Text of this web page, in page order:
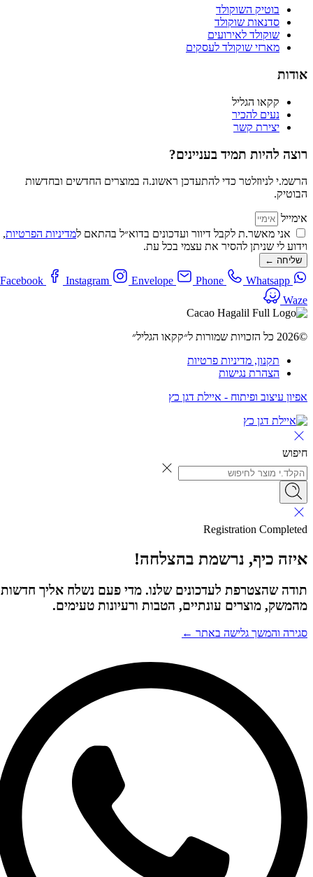
בוטיק השוקולד
סדנאות שוקולד
שוקולד לאירועים
מארזי שוקולד לעסקים
אודות
קקאו הגליל
נעים להכיר
יצירת קשר
רוצה להיות תמיד בעניינים?
הרשמ.י לניוזלטר כדי להתעדכן ראשונ.ה במוצרים החדשים ובחדשות
הבוטיק.
אימייל
אני מאשר.ת לקבל דיוור ועדכונים בדוא״ל בהתאם ל מדיניות הפרטיות,
וידוע לי שניתן להסיר את עצמי בכל עת.
שליחה ←
Facebook Instagram Envelope Phone
Whatsapp
Waze
©2026 כל הזכויות שמורות ל״קקאו הגליל״
תקנון, מדיניות פרטיות
הצהרת נגישות
אפיון עיצוב ופיתוח - איילת דגן כץ
חיפוש
Registration Completed
איזה כיף, נרשמת בהצלחה!
תודה שהצטרפת לעדכונים שלנו. מדי פעם נשלח אליך חדשות
מהמשק, מוצרים עונתיים, הטבות ורעיונות טעימים.
סגירה והמשך גלישה באתר ←